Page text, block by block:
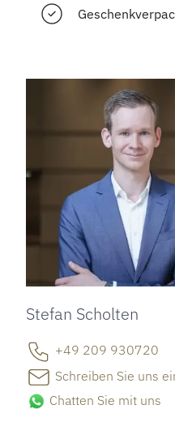
Stefan Scholten
+49 209 930720
Schreiben Sie uns
Chatten Sie mit uns